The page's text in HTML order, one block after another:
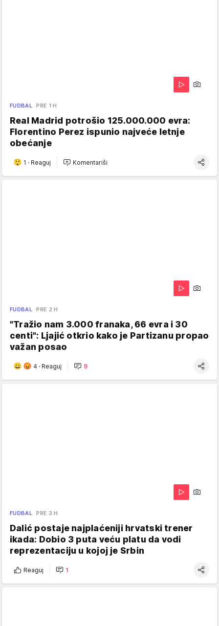
FUDBAL PRE 1 H
Real Madrid potrošio 125.000.000 evra:
Florentino Perez ispunio najveće letnje
obećanje
1 · Reaguj Komentariši
FUDBAL PRE 2 H
"Tražio nam 3.000 franaka, 66 evra i 30
centi": Ljajić otkrio kako je Partizanu propao
važan posao
4 · Reaguj 9
FUDBAL PRE 3 H
Dalić postaje najplaćeniji hrvatski trener
ikada: Dobio 3 puta veću platu da vodi
reprezentaciju u kojoj je Srbin
Reaguj 1